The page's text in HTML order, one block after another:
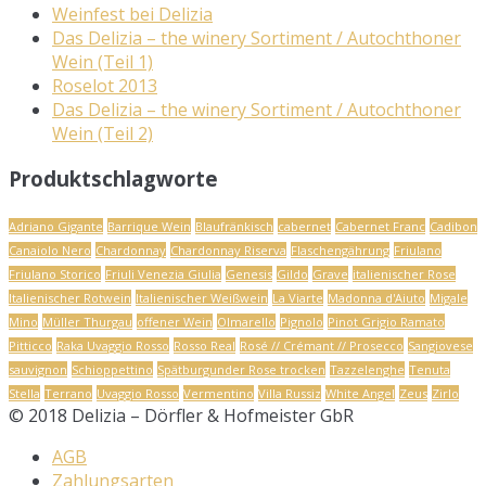
Weinfest bei Delizia
Das Delizia – the winery Sortiment / Autochthoner
Wein (Teil 1)
Roselot 2013
Das Delizia – the winery Sortiment / Autochthoner
Wein (Teil 2)
Produktschlagworte
Adriano Gigante Barrique Wein Blaufränkisch cabernet Cabernet Franc Cadibon
Canaiolo Nero Chardonnay Chardonnay Riserva Flaschengährung Friulano
Friulano Storico Friuli Venezia Giulia Genesis Gildo Grave italienischer Rose
Italienischer Rotwein Italienischer Weißwein La Viarte Madonna d'Aiuto Migale
Mino Müller Thurgau offener Wein Olmarello Pignolo Pinot Grigio Ramato
Pitticco Raka Uvaggio Rosso Rosso Real Rosé // Crémant // Prosecco Sangiovese
sauvignon Schioppettino Spätburgunder Rose trocken Tazzelenghe Tenuta
Stella Terrano Uvaggio Rosso Vermentino Villa Russiz White Angel Zeus Zirlo
© 2018 Delizia – Dörfler & Hofmeister GbR
AGB
Zahlungsarten